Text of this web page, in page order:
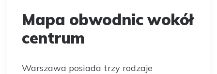
Mapa obwodnic wokół
centrum
Warszawa posiada trzy rodzaje